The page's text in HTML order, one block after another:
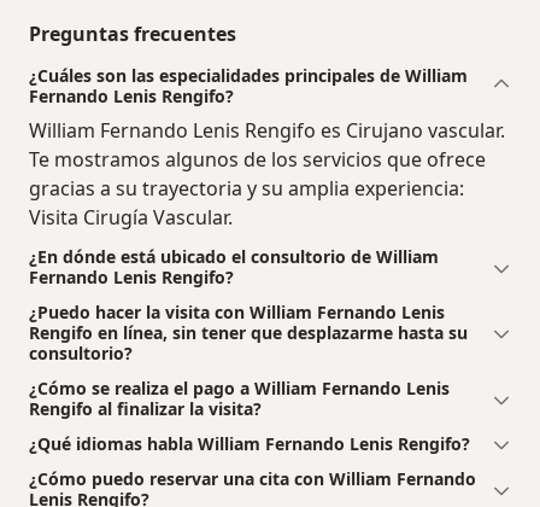
Preguntas frecuentes
¿Cuáles son las especialidades principales de William
Fernando Lenis Rengifo?
William Fernando Lenis Rengifo es Cirujano vascular.
Te mostramos algunos de los servicios que ofrece
gracias a su trayectoria y su amplia experiencia:
Visita Cirugía Vascular.
¿En dónde está ubicado el consultorio de William
Fernando Lenis Rengifo?
¿Puedo hacer la visita con William Fernando Lenis
Rengifo en línea, sin tener que desplazarme hasta su
consultorio?
¿Cómo se realiza el pago a William Fernando Lenis
Rengifo al finalizar la visita?
¿Qué idiomas habla William Fernando Lenis Rengifo?
¿Cómo puedo reservar una cita con William Fernando
Lenis Rengifo?